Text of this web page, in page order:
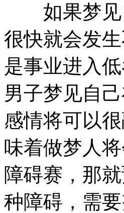
如果梦见
很快就会发
是事业进入
男子梦见自
感情将可以
味着做梦人
障碍赛，那
种障碍，需